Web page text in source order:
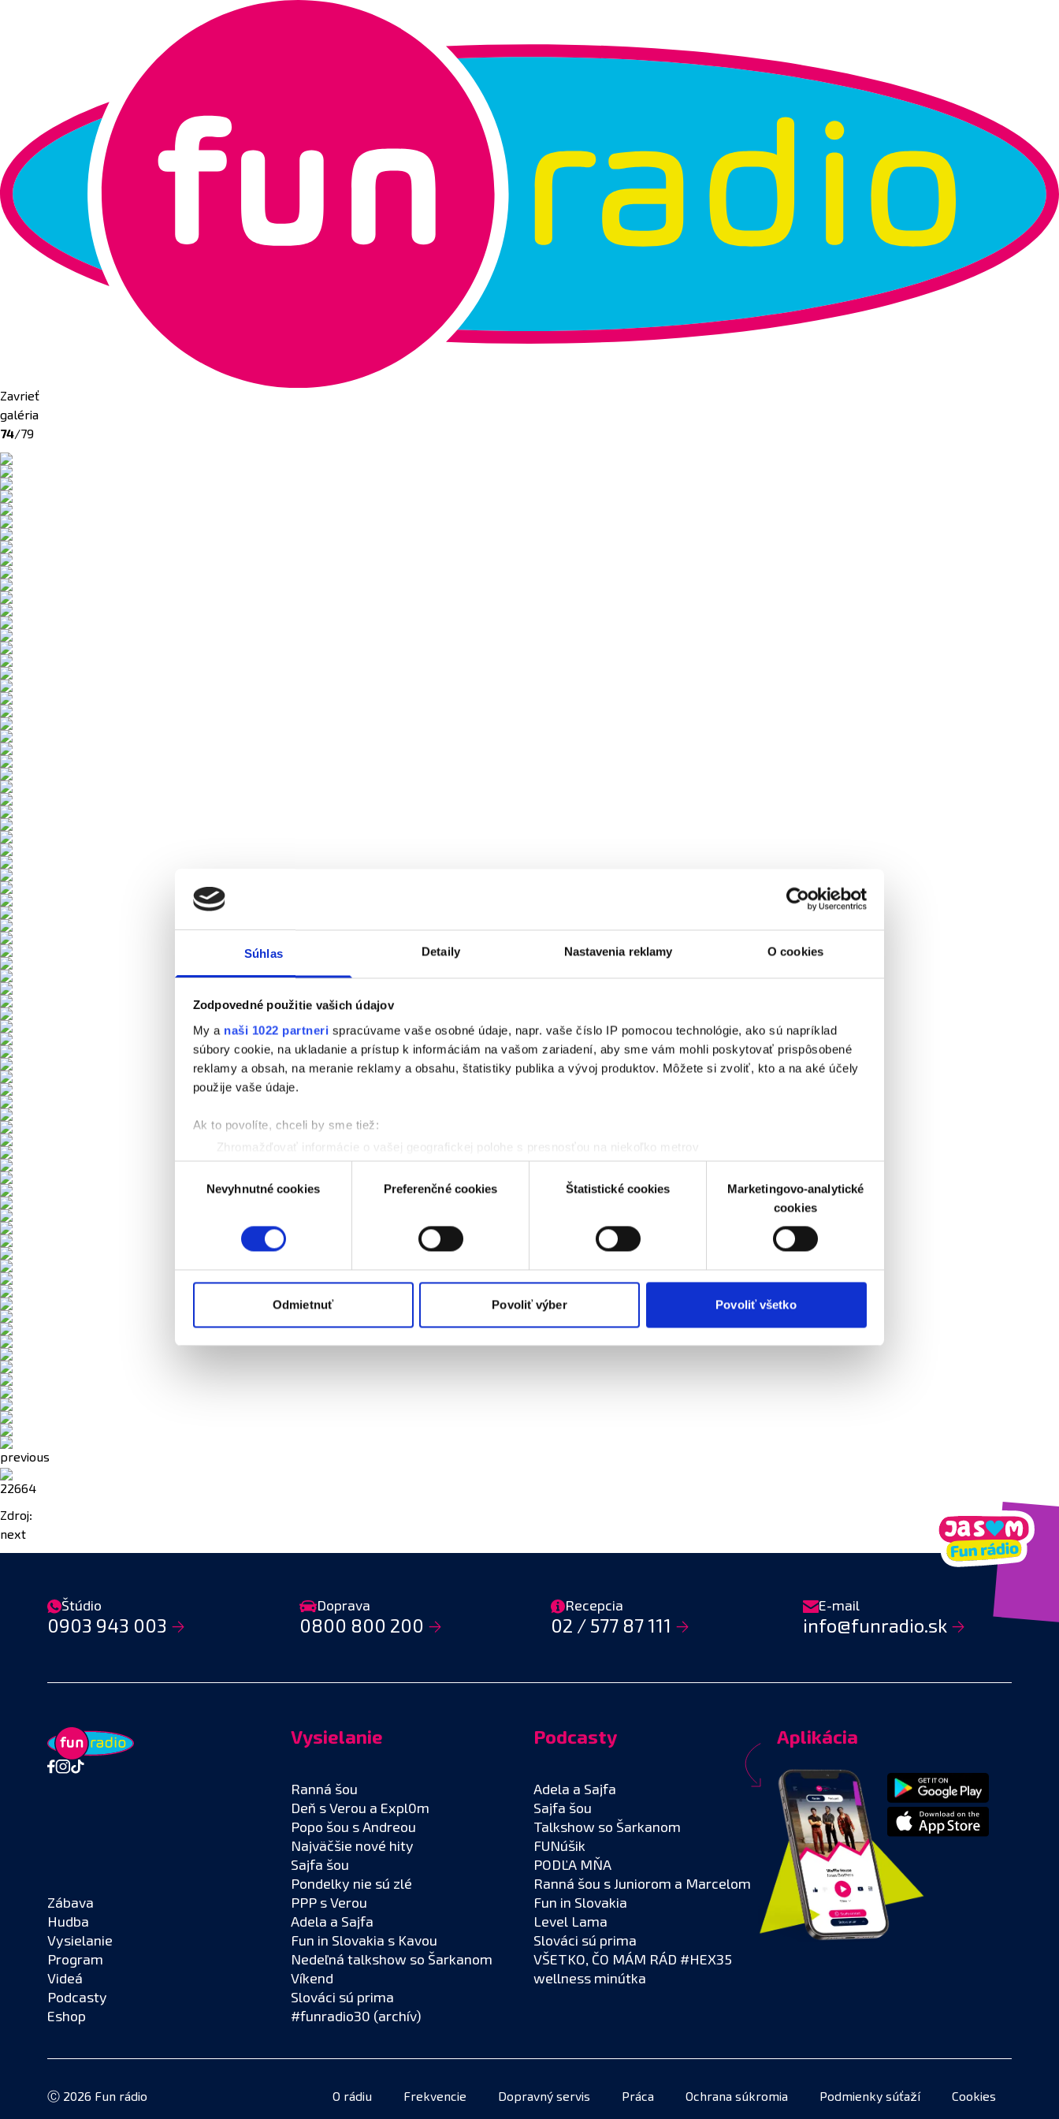
Súhlas Detaily Nastavenia reklamy O cookies
Zodpovedné použitie vašich údajov
My a naši 1022 partneri spracúvame vaše osobné údaje, napr. vaše číslo IP pomocou technológie, ako sú napríklad
súbory cookie, na ukladanie a prístup k informáciám na vašom zariadení, aby sme vám mohli poskytovať prispôsobené
reklamy a obsah, na meranie reklamy a obsahu, štatistiky publika a vývoj produktov. Môžete si zvoliť, kto a na aké účely
použije vaše údaje.
Ak to povolíte, chceli by sme tiež:
Zhromažďovať informácie o vašej geografickej polohe s presnosťou na niekoľko metrov
Identifikovať vaše zariadenie aktívnym skenovaním konkrétnych charakteristík (odtlačky prstov).
Viac informácií o tom, ako sa spracúvajú vaše osobné údaje, nájdete v časti s vašimi nastaveniami. Súhlas môžete
Naša webstránka používa cookies. Aktívnym nastavením nám udelíte súhlas s využívaním štatistických a marketingovo-
jednoducho ako ste nám ho udelili opätovným vyvolaním tejto cookie lišty cez nastavenia ochrany súkromia. Odvolanie
súhlasu nemá vplyv na zákonnosť spracúvania vychádzajúceho zo súhlasu pred jeho odvolaním.Viac informácií o
súhlasuNevyhnutné cookies Preferenčné cookies Štatistické cookies
Marketingovo-analytické
cookies
Odmietnuť Povoliť výber Povoliť všetko
Zavrieť
galéria
74/79
previous
22664
Zdroj:
next
Štúdio
0903 943 003
Doprava
0800 800 200
Recepcia
02 / 577 87 111
E-mail
info@funradio.sk
Zábava
Hudba
Vysielanie
Program
Videá
Podcasty
Eshop
Vysielanie
Ranná šou
Deň s Verou a Expl0m
Popo šou s Andreou
Najväčšie nové hity
Sajfa šou
Pondelky nie sú zlé
PPP s Verou
Adela a Sajfa
Fun in Slovakia s Kavou
Nedeľná talkshow so Šarkanom
Víkend
Slováci sú prima
#funradio30 (archív)
Podcasty
Adela a Sajfa
Sajfa šou
Talkshow so Šarkanom
FUNúšik
PODĽA MŇA
Ranná šou s Juniorom a Marcelom
Fun in Slovakia
Level Lama
Slováci sú prima
VŠETKO, ČO MÁM RÁD #HEX35
wellness minútka
Aplikácia
Ⓒ 2026 Fun rádio O rádiu Frekvencie Dopravný servis Práca Ochrana súkromia Podmienky súťaží Cookies